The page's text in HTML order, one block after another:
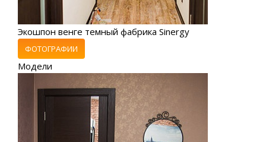
Экошпон венге темный фабрика Sinergy
ФОТОГРАФИИ
Модели